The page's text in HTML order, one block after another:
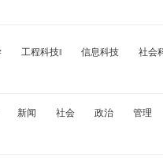
工程科技‖ 信息科技
社会
新闻 社会 政治 管理